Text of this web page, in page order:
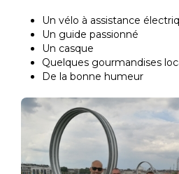
Un vélo à assistance
Un guide passionné
Un casque
Quelques gourmandises
De la bonne humeur